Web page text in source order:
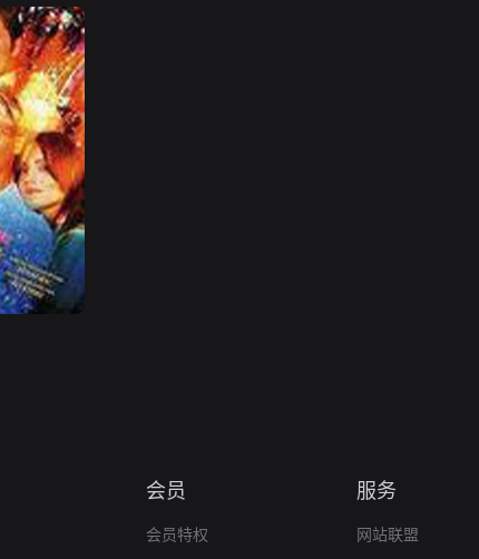
会员
会员特权
服务
网站联盟